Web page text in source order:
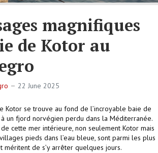
magnifiques
de Kotor au
22 June 2025
Kotor se trouve au fond de l’incroyable baie de
un fjord norvégien perdu dans la Méditerranée.
cette mer intérieure, non seulement Kotor mais
pieds dans l’eau bleue, sont parmi les plus
méritent de s’y arrêter quelques jours.